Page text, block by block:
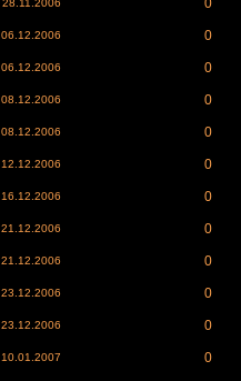
28.11.2006 0
06.12.2006 0
06.12.2006 0
08.12.2006 0
08.12.2006 0
12.12.2006 0
16.12.2006 0
21.12.2006 0
21.12.2006 0
23.12.2006 0
23.12.2006 0
10.01.2007 0